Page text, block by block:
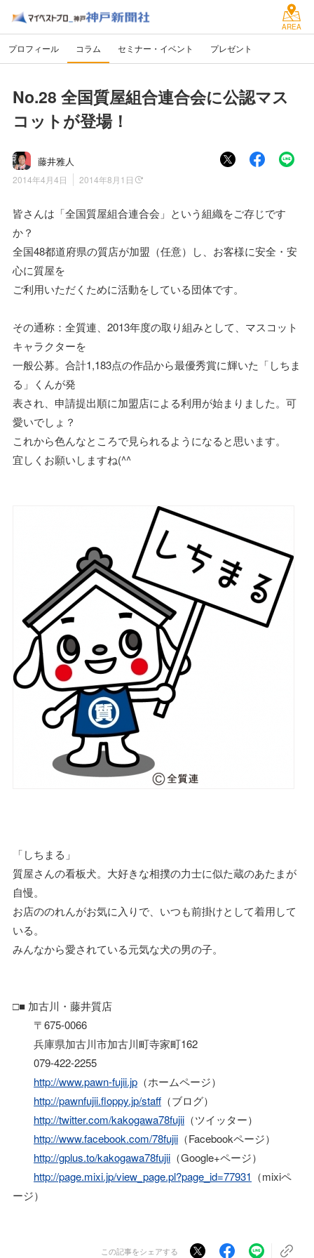
AREA
プロフィール コラム セミナー・イベント プレゼント
No.28 全国質屋組合連合会に公認マス
コットが登場！
藤井雅人
2014年4月4日 2014年8月1日
皆さんは「全国質屋組合連合会」という組織をご存じです
か？
全国48都道府県の質店が加盟（任意）し、お客様に安全・安
心に質屋を
ご利用いただくために活動をしている団体です。
その通称：全質連、2013年度の取り組みとして、マスコット
キャラクターを
一般公募。合計1,183点の作品から最優秀賞に輝いた「しちま
る」くんが発
表され、申請提出順に加盟店による利用が始まりました。可
愛いでしょ？
これから色んなところで見られるようになると思います。
宜しくお願いしますね(^^
「しちまる」
質屋さんの看板犬。大好きな相撲の力士に似た蔵のあたまが
自慢。
お店ののれんがお気に入りで、いつも前掛けとして着用して
いる。
みんなから愛されている元気な犬の男の子。
□■ 加古川・藤井質店
〒675-0066
兵庫県加古川市加古川町寺家町162
079-422-2255
http://www.pawn-fujii.jp （ホームページ）
http://pawnfujii.floppy.jp/staff （ブログ）
http://twitter.com/kakogawa78fujii （ツイッター）
http://www.facebook.com/78fujii （Facebookページ）
http://gplus.to/kakogawa78fujii （Google+ページ）
http://page.mixi.jp/view_page.pl?page_id=77931 （mixiペ
ージ）
この記事をシェアする